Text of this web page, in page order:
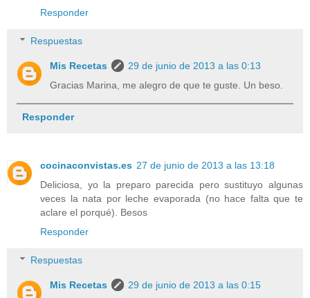
Responder
Respuestas
Mis Recetas
29 de junio de 2013 a las 0:13
Gracias Marina, me alegro de que te guste. Un beso.
Responder
cocinaconvistas.es 27 de junio de 2013 a las 13:18
Deliciosa, yo la preparo parecida pero sustituyo algunas
veces la nata por leche evaporada (no hace falta que te
aclare el porqué). Besos
Responder
Respuestas
Mis Recetas
29 de junio de 2013 a las 0:15